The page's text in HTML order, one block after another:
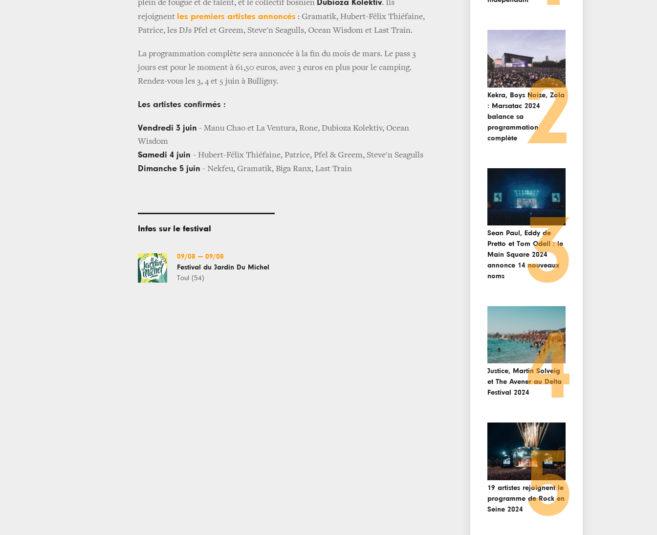
plein de fougue et de talent, et le collectif bosnien Dubioza Kolektiv. Ils
rejoignent les premiers artistes annoncés : Gramatik, Hubert-Félix Thiéfaine,
Patrice, les DJs Pfel et Greem, Steve'n Seagulls, Ocean Wisdom et Last Train.
La programmation complète sera annoncée à la fin du mois de mars. Le pass 3
jours est pour le moment à 61,50 euros, avec 3 euros en plus pour le camping.
Rendez-vous les 3, 4 et 5 juin à Bulligny.
Les artistes confirmés :
Vendredi 3 juin - Manu Chao et La Ventura, Rone, Dubioza Kolektiv, Ocean
Wisdom
Samedi 4 juin - Hubert-Félix Thiéfaine, Patrice, Pfel & Greem, Steve'n Seagulls
Dimanche 5 juin - Nekfeu, Gramatik, Biga Ranx, Last Train
Infos sur le festival
09/08 — 09/08
Festival du Jardin Du Michel
Toul (54)
Kekra, Boys Noize, Zola
: Marsatac 2024
balance sa
programmation
complète
2
Sean Paul, Eddy de
Pretto et Tom Odell : le
Main Square 2024
annonce 14 nouveaux
noms
3
Justice, Martin Solveig
et The Avener au Delta
Festival 20244
19 artistes rejoignent le
programme de Rock en
Seine 2024 5